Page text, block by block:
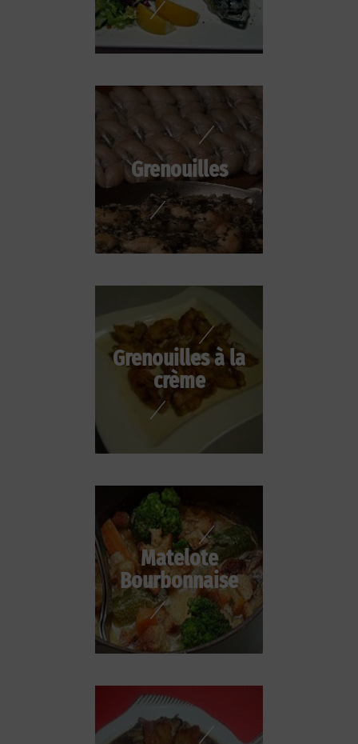
Grenouilles
Grenouilles à la
crème
Matelote
Bourbonnaise